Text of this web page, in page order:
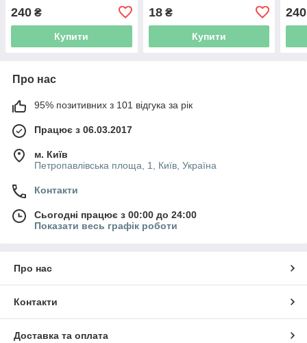
240 ₴
Купити
18₴
Купити
240
Про нас
95% позитивних з 101 відгука за рік
Працює з 06.03.2017
м. Київ
Петропавлівська площа, 1, Київ, Україна
Контакти
Сьогодні працює з 00:00 до 24:00
Показати весь графік роботи
Про нас
Контакти
Доставка та оплата